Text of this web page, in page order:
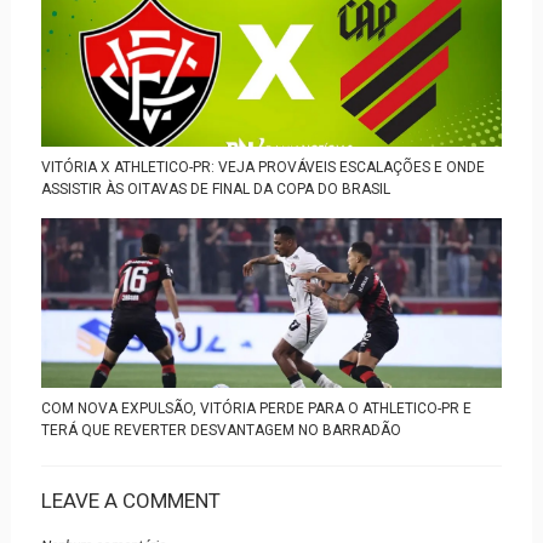
VITÓRIA X ATHLETICO-PR: VEJA PROVÁVEIS ESCALAÇÕES E ONDE
ASSISTIR ÀS OITAVAS DE FINAL DA COPA DO BRASIL
COM NOVA EXPULSÃO, VITÓRIA PERDE PARA O ATHLETICO-PR E
TERÁ QUE REVERTER DESVANTAGEM NO BARRADÃO
LEAVE A COMMENT